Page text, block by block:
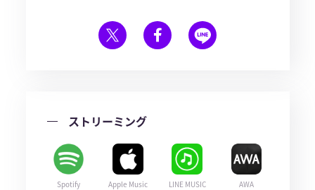
ストリーミング
Spotify Apple Music LINE MUSIC AWA